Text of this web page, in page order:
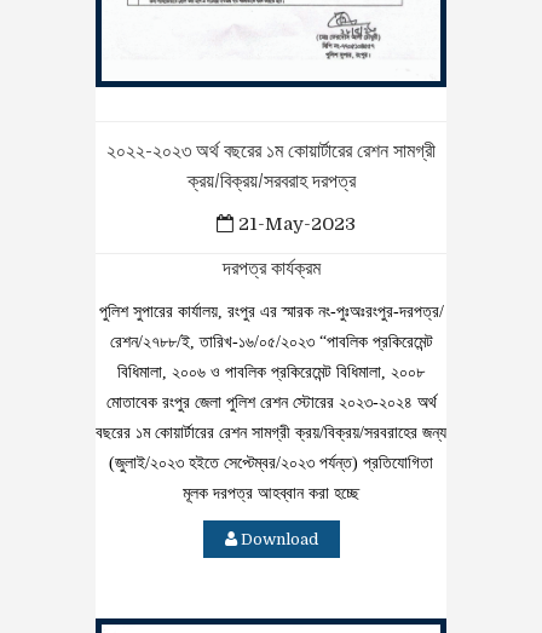
২০২২-২০২৩ অর্থ বছরের ১ম কোয়ার্টারের রেশন সামগ্রী
ক্রয়/বিক্রয়/সরবরাহ দরপত্র
21-May-2023
দরপত্র কার্যক্রম
পুলিশ সুপারের কার্যালয়, রংপুর এর স্মারক নং-পুঃঅঃরংপুর-দরপত্র/
রেশন/২৭৮৮/ই, তারিখ-১৬/০৫/২০২৩ “পাবলিক প্রকিরেমেন্ট
বিধিমালা, ২০০৬ ও পাবলিক প্রকিরেমেন্ট বিধিমালা, ২০০৮
মোতাবেক রংপুর জেলা পুলিশ রেশন স্টোরের ২০২৩-২০২৪ অর্থ
বছরের ১ম কোয়ার্টারের রেশন সামগ্রী ক্রয়/বিক্রয়/সরবরাহের জন্য
(জুলাই/২০২৩ হইতে সেপ্টেম্বর/২০২৩ পর্যন্ত) প্রতিযোগিতা
মূলক দরপত্র আহব্বান করা হচ্ছে
Download